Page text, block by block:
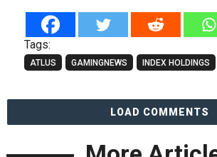
Tags:
ATLUS GAMINGNEWS INDEX HOLDINGS
LOAD COMMENTS